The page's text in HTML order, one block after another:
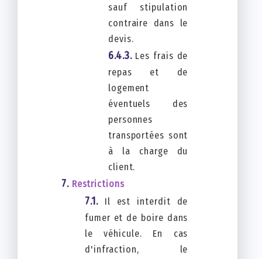
sauf stipulation
contraire dans le
devis.
Les frais de
repas et de
logement
éventuels des
personnes
transportées sont
à la charge du
client.
Restrictions
Il est interdit de
fumer et de boire dans
le véhicule. En cas
d'infraction, le